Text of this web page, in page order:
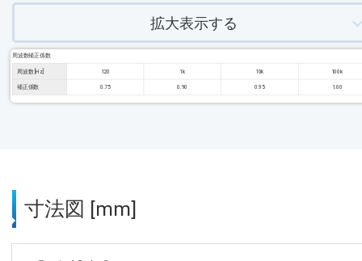
拡大表示する
周波数補正係数
周波数 [Hz] 120 1k 10k 100k
補正係数 0.75 0.90 0.95 1.00
寸法図 [mm]